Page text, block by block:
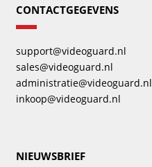
CONTACTGEGEVENS
support@videoguard.nl
sales@videoguard.nl
administratie@videoguard.nl
inkoop@videoguard.nl
NIEUWSBRIEF